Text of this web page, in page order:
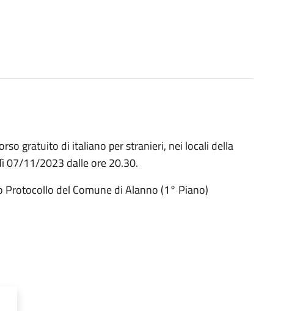
gratuito di italiano per stranieri, nei locali della
07/11/2023 dalle ore 20.30.
del Comune di Alanno (1° Piano)